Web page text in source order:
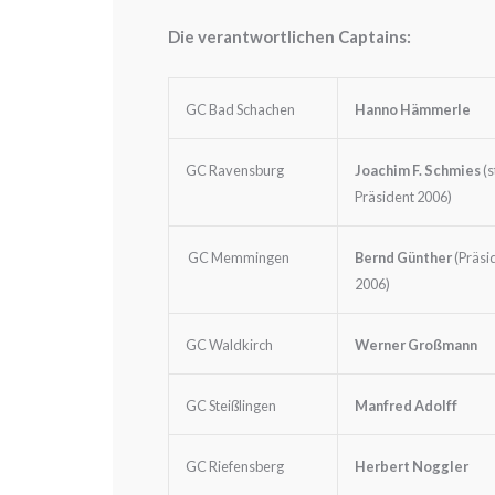
Die verantwortlichen Captains:
GC Bad Schachen Hanno Hämmerle
GC Ravensburg Joachim F. Schmies
Präsident 2006)
GC Memmingen Bernd Günther
2006)
GC Waldkirch Werner Großmann
GC Steißlingen Manfred Adolff
GC Riefensberg Herbert Noggler